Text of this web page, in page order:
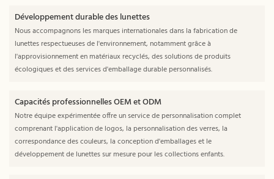
Développement durable des lunettes
Nous accompagnons les marques internationales dans la fabrication de
lunettes respectueuses de l'environnement, notamment grâce à
l'approvisionnement en matériaux recyclés, des solutions de produits
écologiques et des services d'emballage durable personnalisés.
Capacités professionnelles OEM et ODM
Notre équipe expérimentée offre un service de personnalisation complet
comprenant l'application de logos, la personnalisation des verres, la
correspondance des couleurs, la conception d'emballages et le
développement de lunettes sur mesure pour les collections enfants.